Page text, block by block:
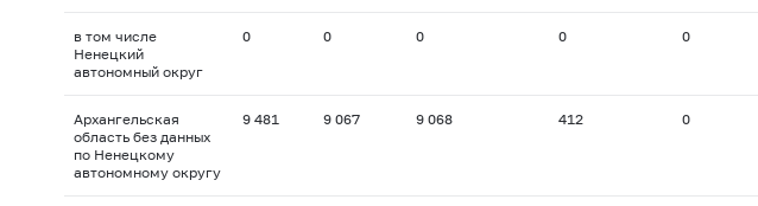
в том числе
Ненецкий
автономный округ
0 0 0 0 0
Архангельская
область без данных
по Ненецкому
автономному округу
9 481 9 067 9 068 412 0